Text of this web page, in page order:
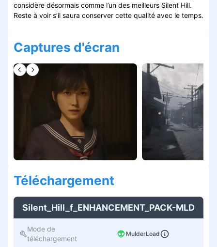
considère désormais comme l’un des meilleurs Silent Hill.
Reste à voir s’il saura conserver cette qualité avec le temps.
Captures d'écran
Téléchargement
Silent_Hill_f_ENHANCEMENT_PACK-MLD
Mode de
téléchargement
MulderLoad